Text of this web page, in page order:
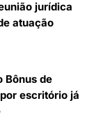
jurídica
atuação
Bônus de
escritório já